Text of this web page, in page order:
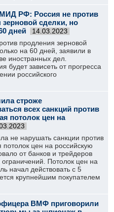
РФ: Россия не против
сделки, но
дней
14.03.2023
продления зерновой
на 60 дней, заявили в
иностранных дел.
будет зависеть от прогресса
российского
строже
всех санкций против
потолок цен на
не нарушать санкции против
цен на российскую
от банков и трейдеров
Потолок цен на
начал действовать с 5
крупнейшим покупателем
ВМФ приговорили